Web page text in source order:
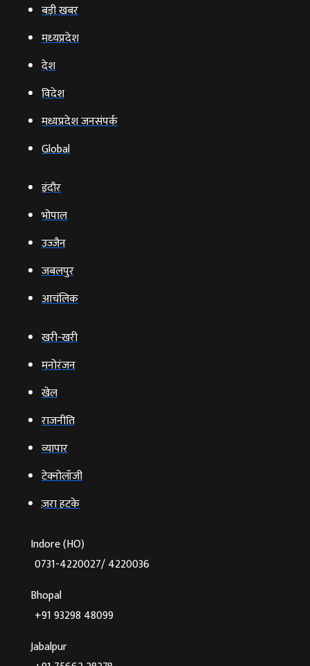
बड़ी खबर
मध्‍यप्रदेश
देश
विदेश
मध्यप्रदेश जनसंपर्क
Global
इंदौर
भोपाल
उज्‍जैन
जबलपुर
आचंलिक
खरी-खरी
मनोरंजन
खेल
राजनीति
व्‍यापार
टेक्‍नोलॉजी
ज़रा हटके
Indore (HO)
0731-4220027/ 4220036
Bhopal
+91 93298 48099
Jabalpur